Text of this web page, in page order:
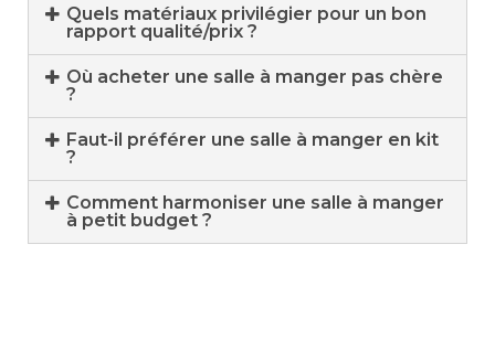
Quels matériaux privilégier pour un bon
rapport qualité/prix ?
Où acheter une salle à manger pas chère
?
Faut-il préférer une salle à manger en kit
?
Comment harmoniser une salle à manger
à petit budget ?